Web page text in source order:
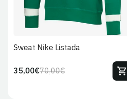
Sweat Nike Listada
Preço
70,00€Preço
35,00€